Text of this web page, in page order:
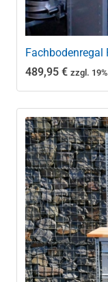
Fachbodenregal
489,95 € zzgl.